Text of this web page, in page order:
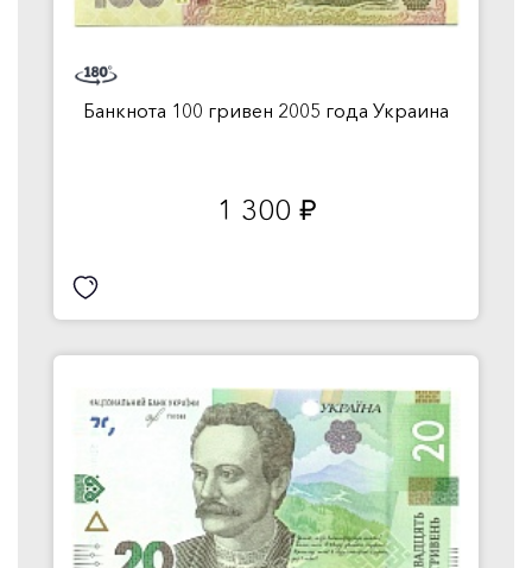
Банкнота 100 гривен 2005 года Украина
1 300 руб.